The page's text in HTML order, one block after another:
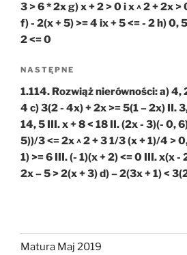
3 > 6 * 2x g) x + 2 > 0 i x ^ 2 + 2x >
f) - 2(x + 5) >= 4 ix + 5 <= - 2 h) 0,
2 <= 0
Następny
wpis
NASTĘPNE
1.114. Rozwiąż nierówności: a) 4,
4 c) 3(2 - 4x) + 2x >= 5(1 – 2x) II.
14, 5 III. x + 8 < 18 II. (2x - 3)(- 0,
5))/3 <= 2x ^ 2 + 3 1/3 (x + 1)/4 >
1) >= 6 III. (- 1)(x + 2) <= 0 III. x(x -
2x – 5 > 2(x + 3) d) – 2(3x + 1) <
Matura Maj 2019